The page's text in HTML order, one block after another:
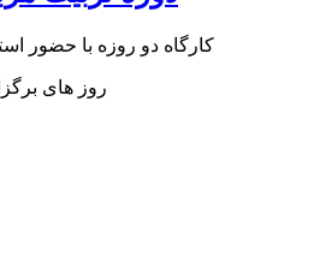
کارگاه دو روزه با حضور
روز های برگزاری : ۲۸ و ۲۹